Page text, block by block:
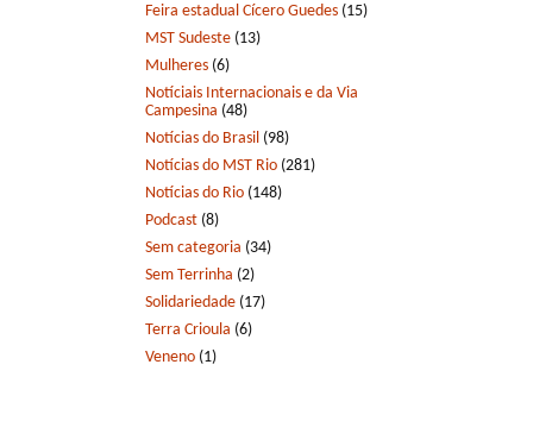
Feira estadual Cícero Guedes (15)
MST Sudeste (13)
Mulheres (6)
Notíciais Internacionais e da Via
Campesina (48)
Notícias do Brasil (98)
Notícias do MST Rio (281)
Notícias do Rio (148)
Podcast (8)
Sem categoria (34)
Sem Terrinha (2)
Solidariedade (17)
Terra Crioula (6)
Veneno (1)